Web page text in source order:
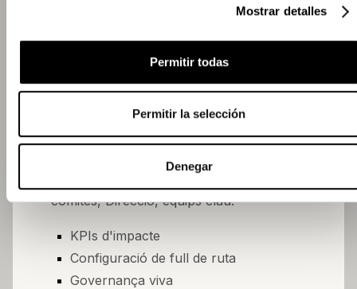
Mostrar detalles
Permitir todas
Permitir la selección
Denegar
Comitè Tecnològic
OPTIMITZACIÓ
Revisem mètriques, decisions i resultats.
Ajustem el full de ruta segons l’impacte real.
comitès, Direcció, equips clau.
KPIs d'impacte
Configuració de full de ruta
Governança viva